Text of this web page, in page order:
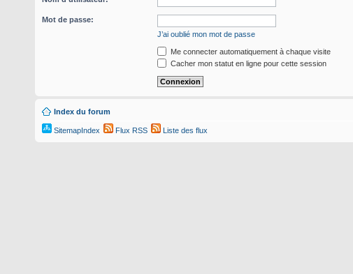
Mot de passe:
J’ai oublié mon mot de passe
Me connecter automatiquement à chaque visite
Cacher mon statut en ligne pour cette session
Index du forum
SitemapIndex Flux RSS Liste des flux